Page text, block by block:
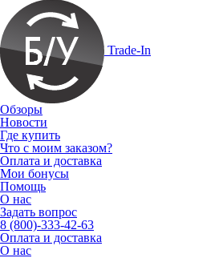
Trade-In
Обзоры
Новости
Где купить
Что с моим заказом?
Оплата и доставка
Мои бонусы
Помощь
О нас
Задать вопрос
8 (800)-333-42-63
Оплата и доставка
О нас